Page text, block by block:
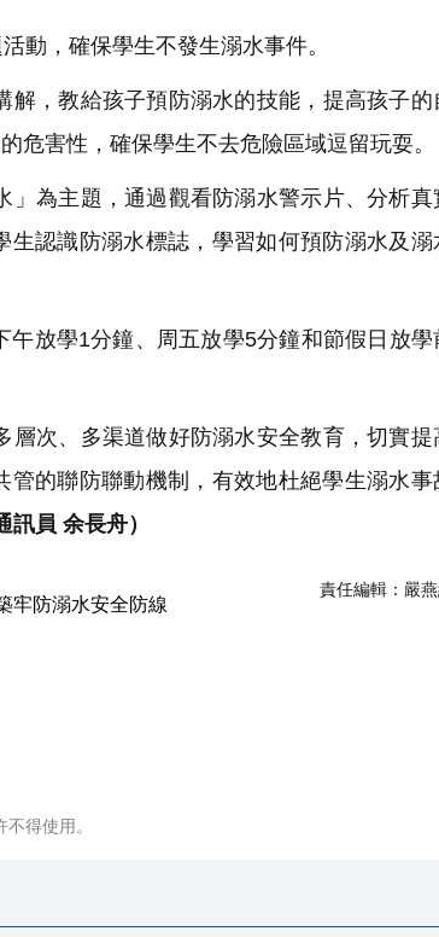
動，確保學生不發生溺水事件。
，教給孩子預防溺水的技能，提高孩子的
危害性，確保學生不去危險區域逗留玩耍。
」 為主題，通過觀看防溺水警示片、分析真
認識防溺水標誌，學習如何預防溺水及溺
放學1分鐘、周五放學5分鐘和節假日放學
次、多渠道做好防溺水安全教育，切實提
的聯防聯動機制，有效地杜絕學生溺水事
訊員 余長舟）
責任編輯： 嚴
得使用。